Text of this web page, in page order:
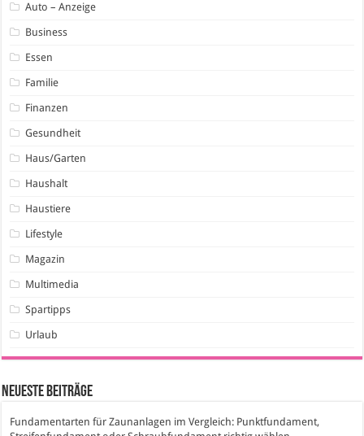
Auto – Anzeige
Business
Essen
Familie
Finanzen
Gesundheit
Haus/Garten
Haushalt
Haustiere
Lifestyle
Magazin
Multimedia
Spartipps
Urlaub
Neueste Beiträge
Fundamentarten für Zaunanlagen im Vergleich: Punktfundament,